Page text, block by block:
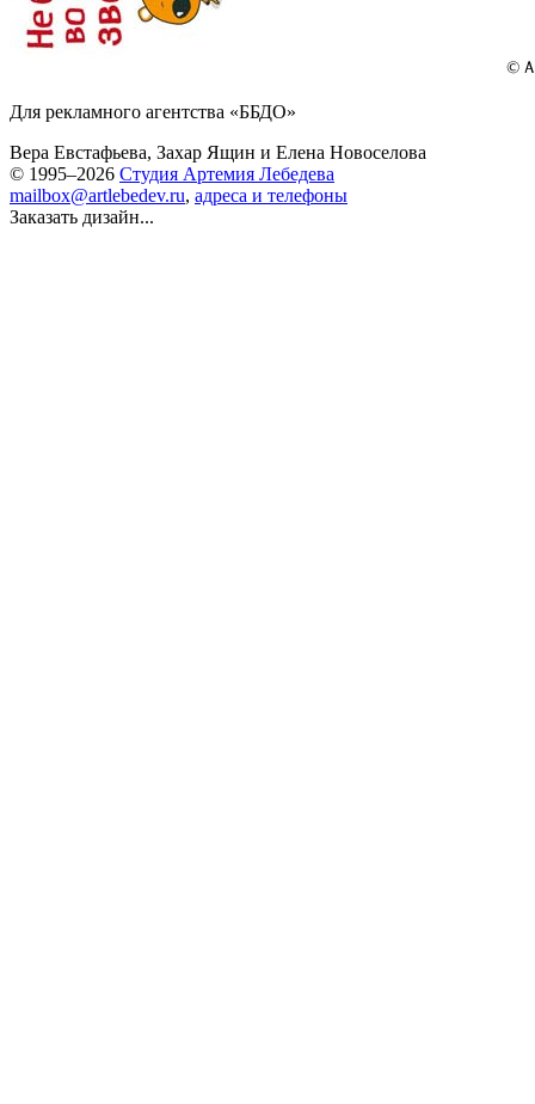
Для рекламного агентства «ББДО»
Вера Евстафьева, Захар Ящин и Елена Новоселова
© 1995–2026 Студия Артемия Лебедева
mailbox@artlebedev.ru, адреса и телефоны
Заказать дизайн...